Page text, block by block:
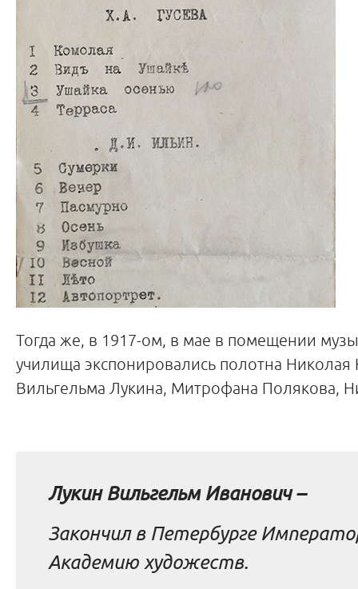
Тогда же, в 1917-ом, в мае в помещении
училища экспонировались полотна Николая
Вильгельма Лукина, Митрофана Полякова,
Лукин Вильгельм Иванович –
Закончил в Петербурге
Академию художеств.